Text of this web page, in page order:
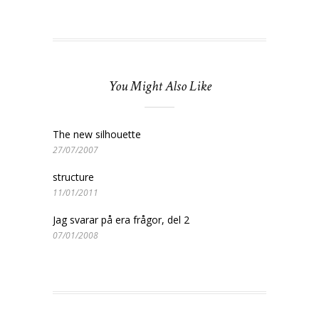
You Might Also Like
The new silhouette
27/07/2007
structure
11/01/2011
Jag svarar på era frågor, del 2
07/01/2008